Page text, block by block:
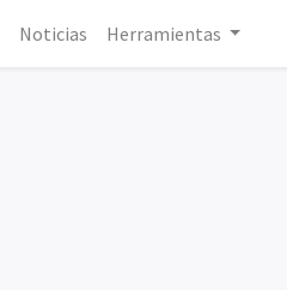
Noticias Herramientas